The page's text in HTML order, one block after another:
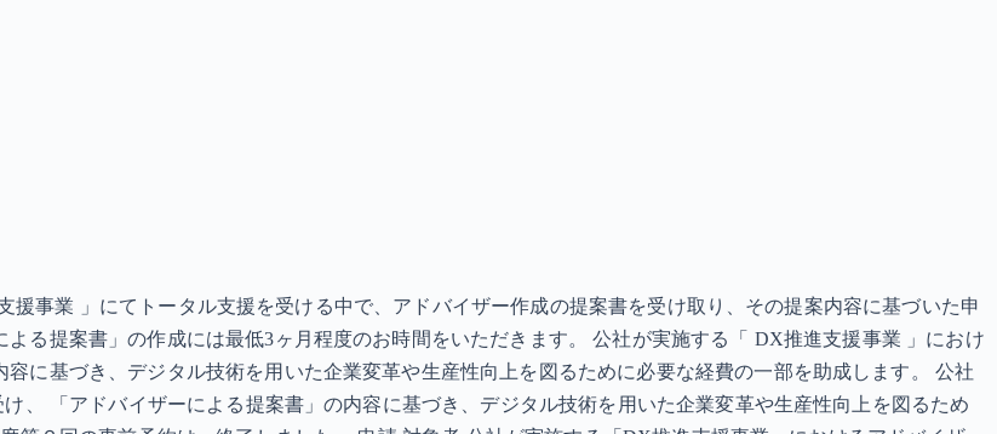
事業 」にてトータル支援を受ける中で、アドバイザー作成の提案書を受け取り、その提案内容に基づいた申
る提案書」の作成には最低3ヶ月程度のお時間をいただきます。 公社が実施する「 DX推進支援事業 」におけ
に基づき、デジタル技術を用いた企業変革や生産性向上を図るために必要な経費の一部を助成します。 公社
、 「アドバイザーによる提案書」の内容に基づき、デジタル技術を用いた企業変革や生産性向上を図るため